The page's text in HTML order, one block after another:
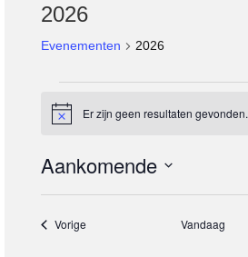
Media
Informatie
Contact
2026
Evenementen 2026
Evenementen
BerichtEr zijn geen resultaten gevonden.
Aankomende
datum.
VorigeEvenementen Vandaag